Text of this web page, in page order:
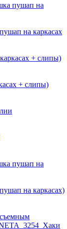
на каркасах
+ слипы)
на каркасах)